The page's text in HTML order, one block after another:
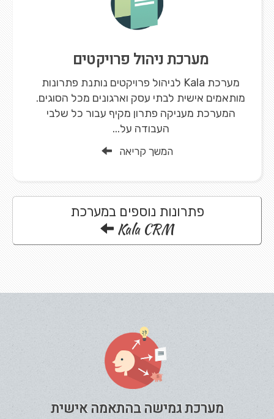
מערכת ניהול פרויקטים
מערכת Kala לניהול פרויקטים נותנת פתרונות
מותאמים אישית לבתי עסק וארגונים מכל הסוגים.
המערכת מעניקה פתרון מקיף עבור כל שלבי
העבודה על...
המשך קריאה
פתרונות נוספים במערכת
Kala CRM
מערכת גמישה בהתאמה אישית